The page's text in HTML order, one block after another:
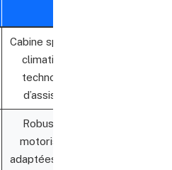
Cabine spacieuse,
climatisation,
technologies
d’assistance
Robustesse,
motorisations
adaptées terrains